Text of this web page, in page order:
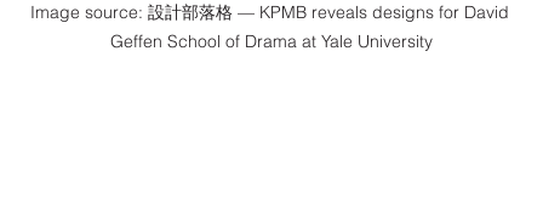
Image source: 設計部落格 — KPMB reveals designs for David
Geffen School of Drama at Yale University